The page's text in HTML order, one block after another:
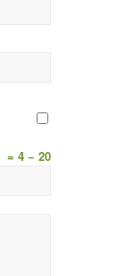
20 − 4 =